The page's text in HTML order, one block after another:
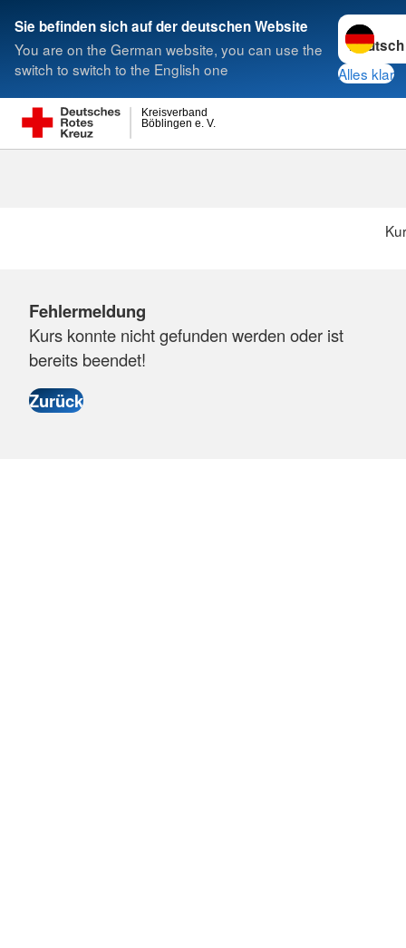
Sie befinden sich auf der deutschen Website
You are on the German website, you can use the
switch to switch to the English one
Sprache
Alles klar
Böblingen e. V.
Kreisverband
Suche
Fehlermeldung
Kurs konnte nicht gefunden werden oder ist
bereits beendet!